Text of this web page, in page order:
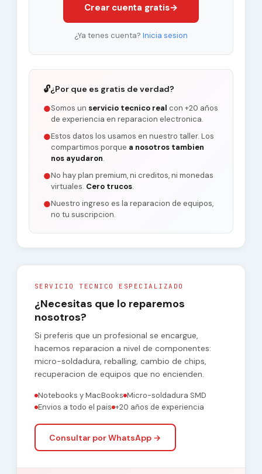
Crear cuenta gratis→
¿Ya tenes cuenta? Inicia sesion
🔓¿Por que es gratis de verdad?
●Somos un servicio tecnico real con +20 años
de experiencia en reparacion electronica.
●Estos datos los usamos en nuestro taller. Los
compartimos porque a nosotros tambien
nos ayudaron.
●No hay plan premium, ni creditos, ni monedas
virtuales. Cero trucos.
●Nuestro ingreso es la reparacion de equipos,
no tu suscripcion.
SERVICIO TECNICO ESPECIALIZADO
¿Necesitas que lo reparemos
nosotros?
Si preferis que un profesional se encargue,
hacemos reparacion a nivel de componentes:
micro-soldadura, reballing, cambio de chips,
recuperacion de equipos que no encienden.
Notebooks y MacBooks Micro-soldadura SMD
Envios a todo el pais +20 años de experiencia
Consultar por WhatsApp →